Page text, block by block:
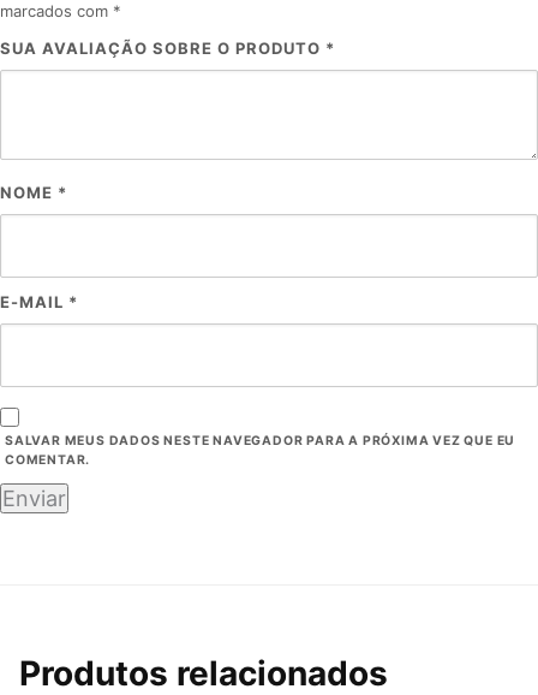
marcados com *
SUA AVALIAÇÃO SOBRE O PRODUTO *
NOME *
E-MAIL *
SALVAR MEUS DADOS NESTE NAVEGADOR PARA A PRÓXIMA VEZ QUE EU
COMENTAR.
Produtos relacionados